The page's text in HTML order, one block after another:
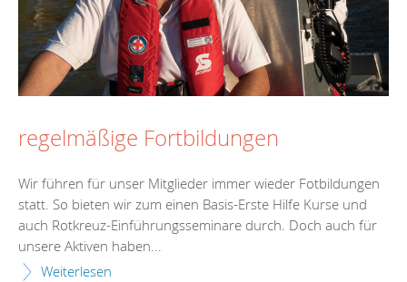
regelmäßige Fortbildungen
Wir führen für unser Mitglieder immer wieder Fotbildungen
statt. So bieten wir zum einen Basis-Erste Hilfe Kurse und
auch Rotkreuz-Einführungsseminare durch. Doch auch für
unsere Aktiven haben...
Weiterlesen